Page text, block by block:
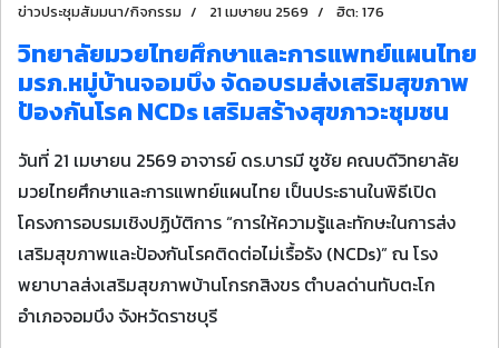
ข่าวประชุมสัมมนา/กิจกรรม 21 เมษายน 2569 ฮิต: 176
วิทยาลัยมวยไทยศึกษาและการแพทย์แผนไทย
มรภ.หมู่บ้านจอมบึง จัดอบรมส่งเสริมสุขภาพ
ป้องกันโรค NCDs เสริมสร้างสุขภาวะชุมชน
วันที่ 21 เมษายน 2569 อาจารย์ ดร.บารมี ชูชัย คณบดีวิทยาลัย
มวยไทยศึกษาและการแพทย์แผนไทย เป็นประธานในพิธีเปิด
โครงการอบรมเชิงปฏิบัติการ “การให้ความรู้และทักษะในการส่ง
เสริมสุขภาพและป้องกันโรคติดต่อไม่เรื้อรัง (NCDs)” ณ โรง
พยาบาลส่งเสริมสุขภาพบ้านโกรกสิงขร ตำบลด่านทับตะโก
อำเภอจอมบึง จังหวัดราชบุรี